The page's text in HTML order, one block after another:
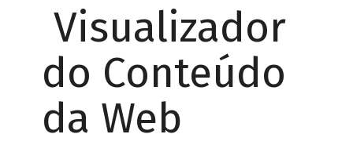
Visualizador
do Conteúdo
da Web